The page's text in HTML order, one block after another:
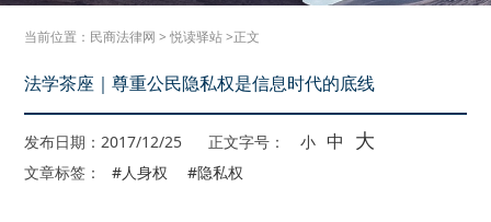
当前位置： 民商法律网 >悦读驿站>正文
法学茶座｜尊重公民隐私权是信息时代的底线
发布日期：2017/12/25 正文字号： 小 中 大
文章标签： #人身权 #隐私权